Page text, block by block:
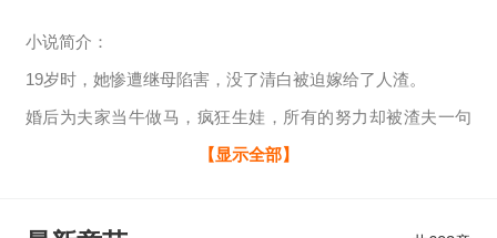
小说简介：
19岁时，她惨遭继母陷害，没了清白被迫嫁给了人渣。
婚后为夫家当牛做马，疯狂生娃，所有的努力却被渣夫一句
这一次，继母的阴谋还未得逞，她的人生还有希望。
【显示全部】